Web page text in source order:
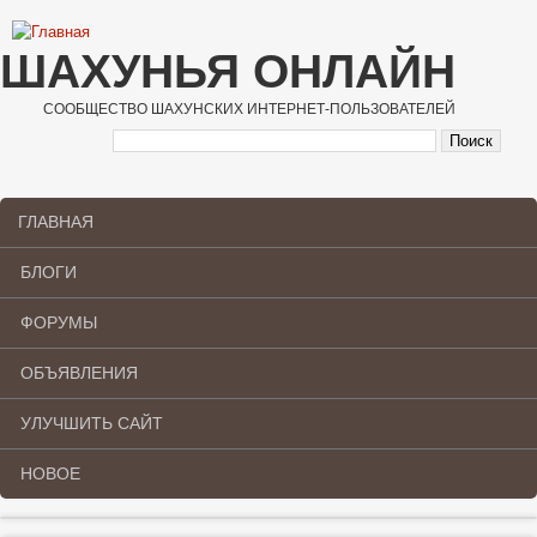
Перейти к основному содержанию
ШАХУНЬЯ ОНЛАЙН
СООБЩЕСТВО ШАХУНСКИХ ИНТЕРНЕТ-ПОЛЬЗОВАТЕЛЕЙ
Main menu
ГЛАВНАЯ
БЛОГИ
ФОРУМЫ
ОБЪЯВЛЕНИЯ
УЛУЧШИТЬ САЙТ
НОВОЕ